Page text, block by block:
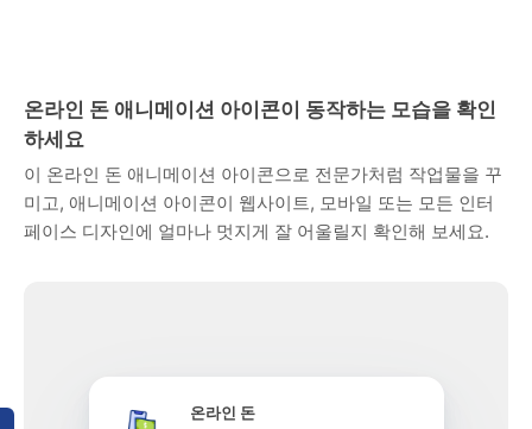
온라인 돈 애니메이션 아이콘이 동작하는 모습을 확인
하세요
이 온라인 돈 애니메이션 아이콘으로 전문가처럼 작업물을 꾸
미고, 애니메이션 아이콘이 웹사이트, 모바일 또는 모든 인터
페이스 디자인에 얼마나 멋지게 잘 어울릴지 확인해 보세요.
온라인 돈